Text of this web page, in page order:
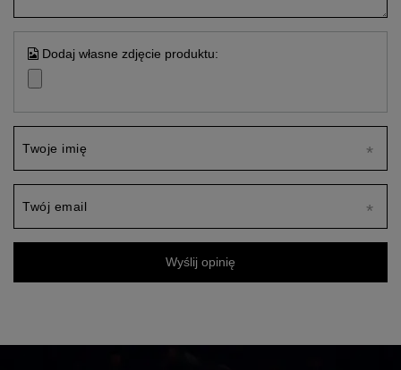
Dodaj własne zdjęcie produktu:
Twoje imię
Twój email
Wyślij opinię